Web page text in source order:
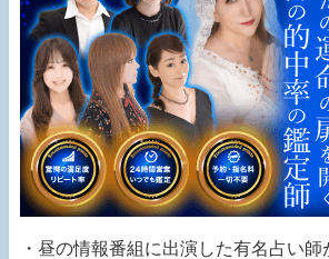
・昼の情報番組に出演した有名占い師